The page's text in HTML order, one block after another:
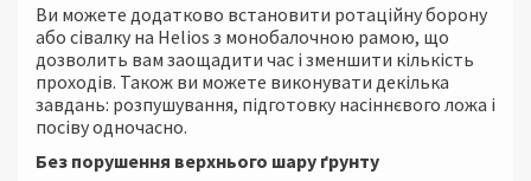
Ви можете додатково встановити ротаційну борону
або сівалку на Helios з монобалочною рамою, що
дозволить вам заощадити час і зменшити кількість
проходів. Також ви можете виконувати декілька
завдань: розпушування, підготовку насіннєвого ложа і
посіву одночасно.
Без порушення верхнього шару ґрунту